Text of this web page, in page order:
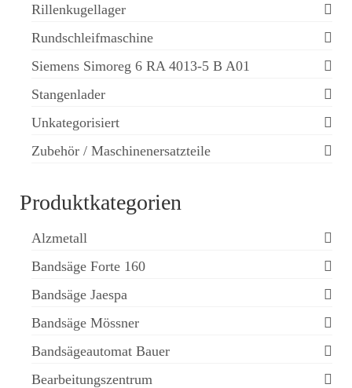
Rillenkugellager
Rundschleifmaschine
Siemens Simoreg 6 RA 4013-5 B A01
Stangenlader
Unkategorisiert
Zubehör / Maschinenersatzteile
Produktkategorien
Alzmetall
Bandsäge Forte 160
Bandsäge Jaespa
Bandsäge Mössner
Bandsägeautomat Bauer
Bearbeitungszentrum